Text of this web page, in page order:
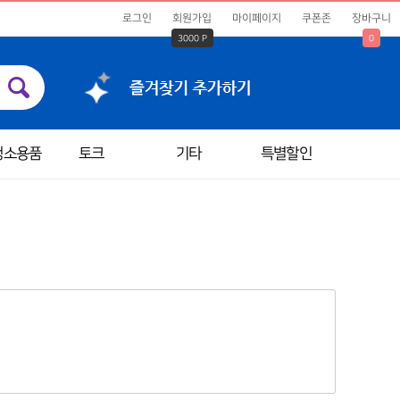
로그인 회원가입
3000 P
마이페이지 쿠폰존 장바구니
0
용품 토크 기타 특별할인